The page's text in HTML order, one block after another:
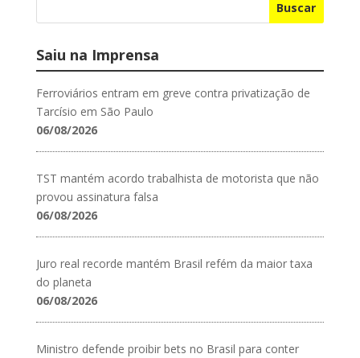
Buscar
Saiu na Imprensa
Ferroviários entram em greve contra privatização de
Tarcísio em São Paulo
06/08/2026
TST mantém acordo trabalhista de motorista que não
provou assinatura falsa
06/08/2026
Juro real recorde mantém Brasil refém da maior taxa
do planeta
06/08/2026
Ministro defende proibir bets no Brasil para conter